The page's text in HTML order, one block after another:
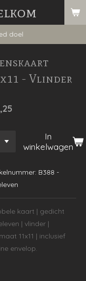
doel
- Vlinder
In
winkelwagen
B388 -
kaart | gedicht
| vlinder |
11x11 | inclusief
envelop.